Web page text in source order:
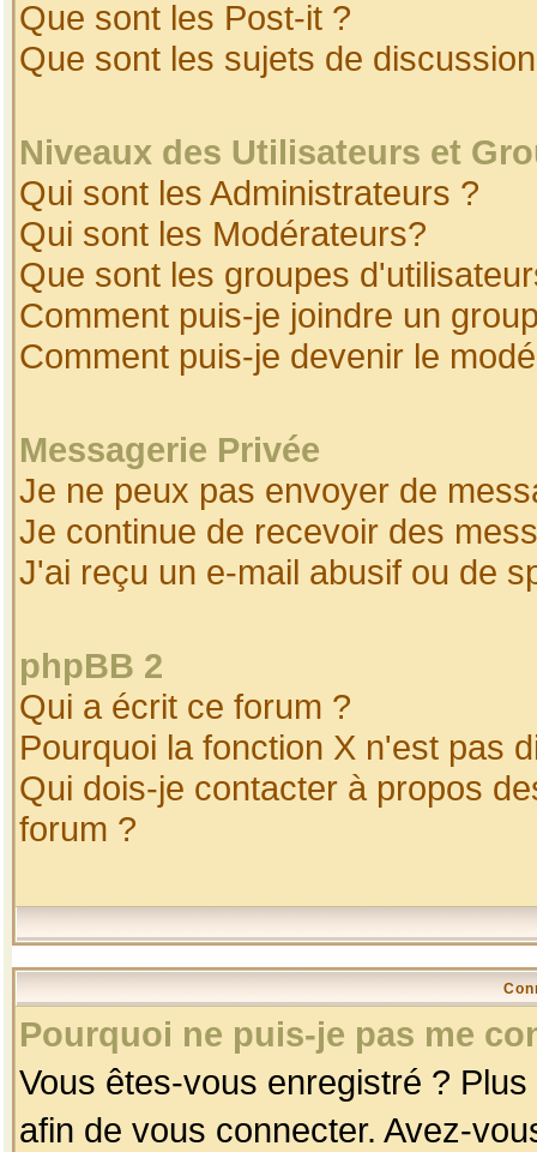
Que sont les Post-it ?
Que sont les sujets de
Niveaux des Utilisateurs et
Qui sont les Administrateurs ?
Qui sont les Modérateurs?
Que sont les groupes
Comment puis-je joindre un
Comment puis-je devenir le
Messagerie Privée
Je ne peux pas envoyer de
Je continue de recevoir des
J'ai reçu un e-mail abusif ou de
phpBB 2
Qui a écrit ce forum ?
Pourquoi la fonction X n'est pas
Qui dois-je contacter à propos
forum ?
Pourquoi ne puis-je pas me
Vous êtes-vous enregistré ?
afin de vous connecter. Avez-